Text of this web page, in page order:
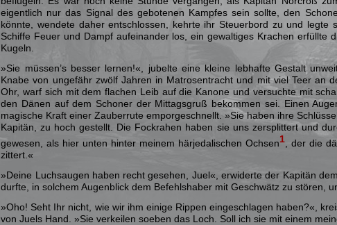
eigentlich nur das Signal des gebotenen Kampfes sein sollte, den
könnte, wendete daher entschlossen, kehrte ihr Steuerbord zu und
Schiffe Feuer und Dampf aufeinander los, ein gewaltiges Krachen erfüllte
Kugeln.
»Sie müssen’s besser lernen!«, jubelte eine kleine lebhafte Gestalt
Knabe von ungefähr zwölf Jahren in Matrosentracht und mit viel Teer an
Ohr, warf sich mit dem flachen Leib auf die Kanone und versuchte mit
den Dänen auf dem Schoner der Mittagsgruß bekommen sei. Einen
magische Kraft einer Zauberrute emporgeschnellt. »Sie haben ihre
Kapitän, zu hoch gestellt. Die Fockrahen haben sie uns zersplittert und
gewesen, als hier unten hinter meinem härjedalischen Ochsen1 , der die
zittert.«
»Deine Luchsaugen haben recht gesehen, Juel«, erwiderte der Kapitän
durfte, in solchem Augenblick dem Befehlshaber mit Geschwätz zu stören,
»Oho! Seht Ihr nicht, wie wir ihm einige Rippen eingeschlagen haben?«,
von Juels Hand. »Sie verkeilen soeben das Loch. Soll ich sie mit einem